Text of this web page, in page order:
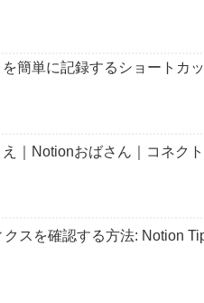
簡単に記録するショートカ
｜Notionおばさん｜コネク
スを確認する方法: Notion